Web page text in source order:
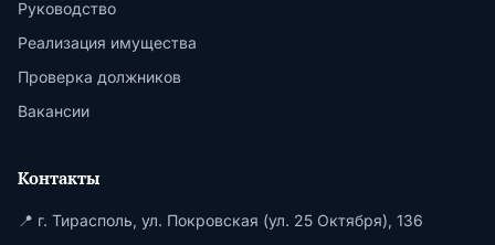
Руководство
Реализация имущества
Проверка должников
Вакансии
Контакты
📍 г. Тирасполь, ул. Покровская (ул. 25 Октября), 136